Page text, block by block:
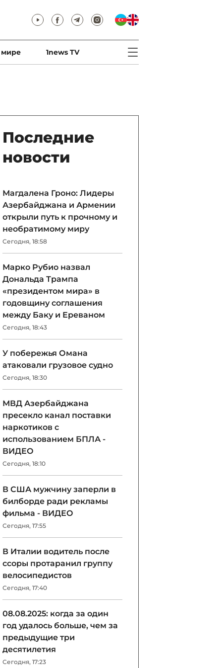
мире 1news TV
Последние
новости
Магдалена Гроно: Лидеры
Азербайджана и Армении
открыли путь к прочному и
необратимому миру
Сегодня, 18:58
Марко Рубио назвал
Дональда Трампа
«президентом мира» в
годовщину соглашения
между Баку и Ереваном
Сегодня, 18:43
У побережья Омана
атаковали грузовое судно
Сегодня, 18:30
МВД Азербайджана
пресекло канал поставки
наркотиков с
использованием БПЛА -
ВИДЕО
Сегодня, 18:10
В США мужчину заперли в
билборде ради рекламы
фильма - ВИДЕО
Сегодня, 17:55
В Италии водитель после
ссоры протаранил группу
велосипедистов
Сегодня, 17:40
08.08.2025: когда за один
год удалось больше, чем за
предыдущие три
десятилетия
Сегодня, 17:23